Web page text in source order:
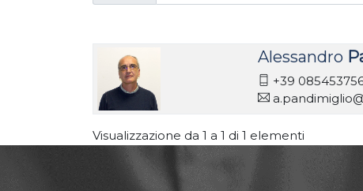
Alessandro
+39
Visualizzazione da 1 a 1 di 1 elementi